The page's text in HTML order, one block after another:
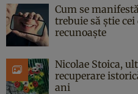
Cum se
trebuie să știe
recunoaște
Nicolae Stoica,
recuperare
ani